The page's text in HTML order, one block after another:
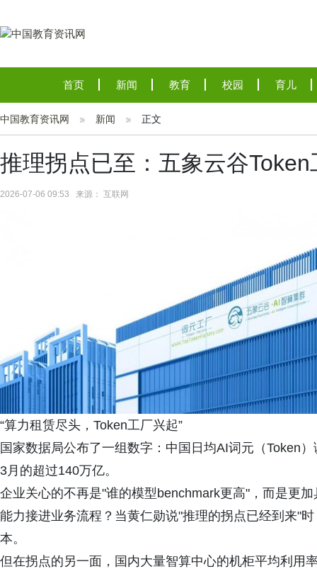
首页 新闻 教育 校园 育儿
中国教育资讯网 新闻 正文
推理拐点已至：五象云谷
2026-07-06 09:53 来源： 互联网
“算力租赁尽头，Token工厂兴起”
国家数据局公布了一组数字：中国日均AI词元（Token
3月的超过140万亿。
企业关心的不再是"谁的模型benchmark更高"，而是更
能力接进业务流程？当黄仁勋说"推理的拐点已经到来"
本。
但在拐点的另一面，国内大量智算中心的机柜平均利用